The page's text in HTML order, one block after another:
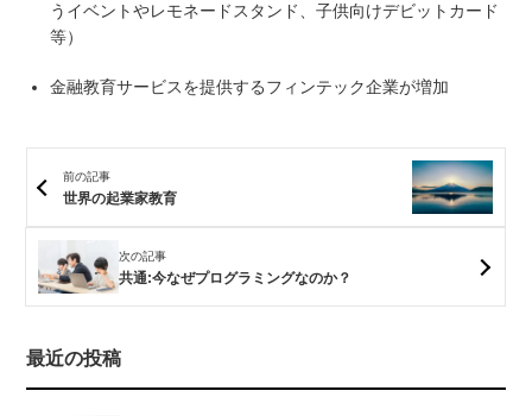
うイベントやレモネードスタンド、子供向けデビットカード
等）
金融教育サービスを提供するフィンテック企業が増加
前の記事
世界の起業家教育
次の記事
共通:今なぜプログラミングなのか？
最近の投稿